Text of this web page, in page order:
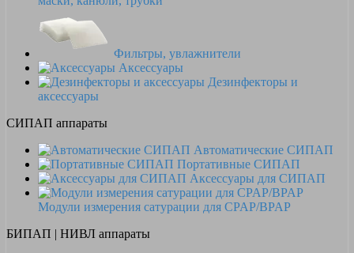
Фильтры, увлажнители
Аксессуары
Дезинфекторы и
аксессуары
СИПАП аппараты
Автоматические СИПАП
Портативные СИПАП
Аксессуары для СИПАП
Модули измерения сатурации для CPAP/BPAP
БИПАП | НИВЛ аппараты